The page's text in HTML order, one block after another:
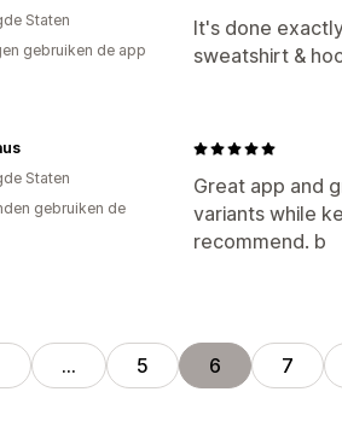
It's done
sweatshirt &
Staten
gebruiken de app
Great app and
variants while
recommend. b
Staten
gebruiken de
… 5 6 7